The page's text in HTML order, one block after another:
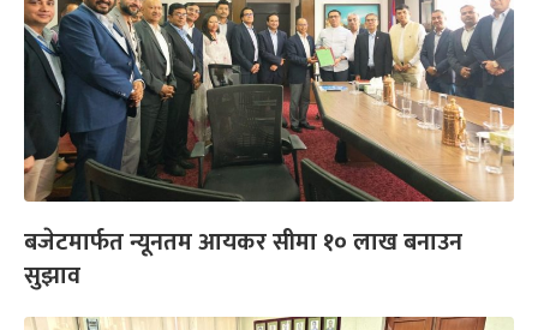
बजेटमार्फत न्यूनतम आयकर सीमा १० लाख बनाउन
सुझाव